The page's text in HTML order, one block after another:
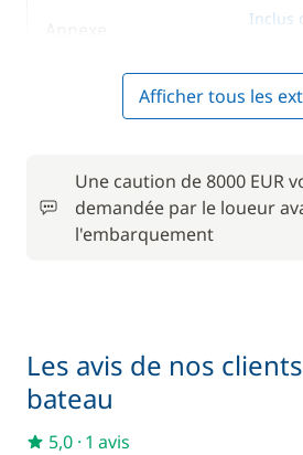
Annexe Inclus
Forfait Nettoyage
Inclus
—
Kit de bienvenue Inclus
—
Afficher tous les
Une caution de 8000 EUR
demandée par le loueur
l'embarquement
Les avis de nos
bateau
5,0 · 1 avis